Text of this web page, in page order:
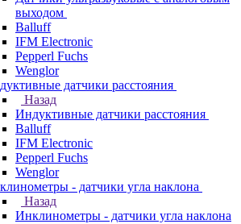
выходом
Balluff
IFM Electronic
Pepperl Fuchs
Wenglor
датчики расстояния
Назад
Индуктивные датчики расстояния
Balluff
IFM Electronic
Pepperl Fuchs
Wenglor
- датчики угла наклона
Назад
Инклинометры - датчики угла наклона